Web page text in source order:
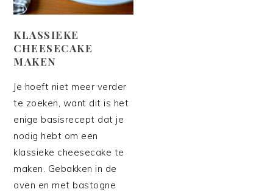
KLASSIEKE
CHEESECAKE
MAKEN
Je hoeft niet meer verder
te zoeken, want dit is het
enige basisrecept dat je
nodig hebt om een
klassieke cheesecake te
maken. Gebakken in de
oven en met bastogne